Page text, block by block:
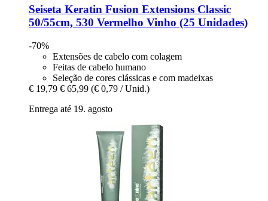
Seiseta Keratin Fusion Extensions Classic
50/55cm, 530 Vermelho Vinho (25 Unidades)
-70%
Extensões de cabelo com colagem
Feitas de cabelo humano
Seleção de cores clássicas e com madeixas
€ 19,79 € 65,99 (€ 0,79 / Unid.)
Entrega até 19. agosto